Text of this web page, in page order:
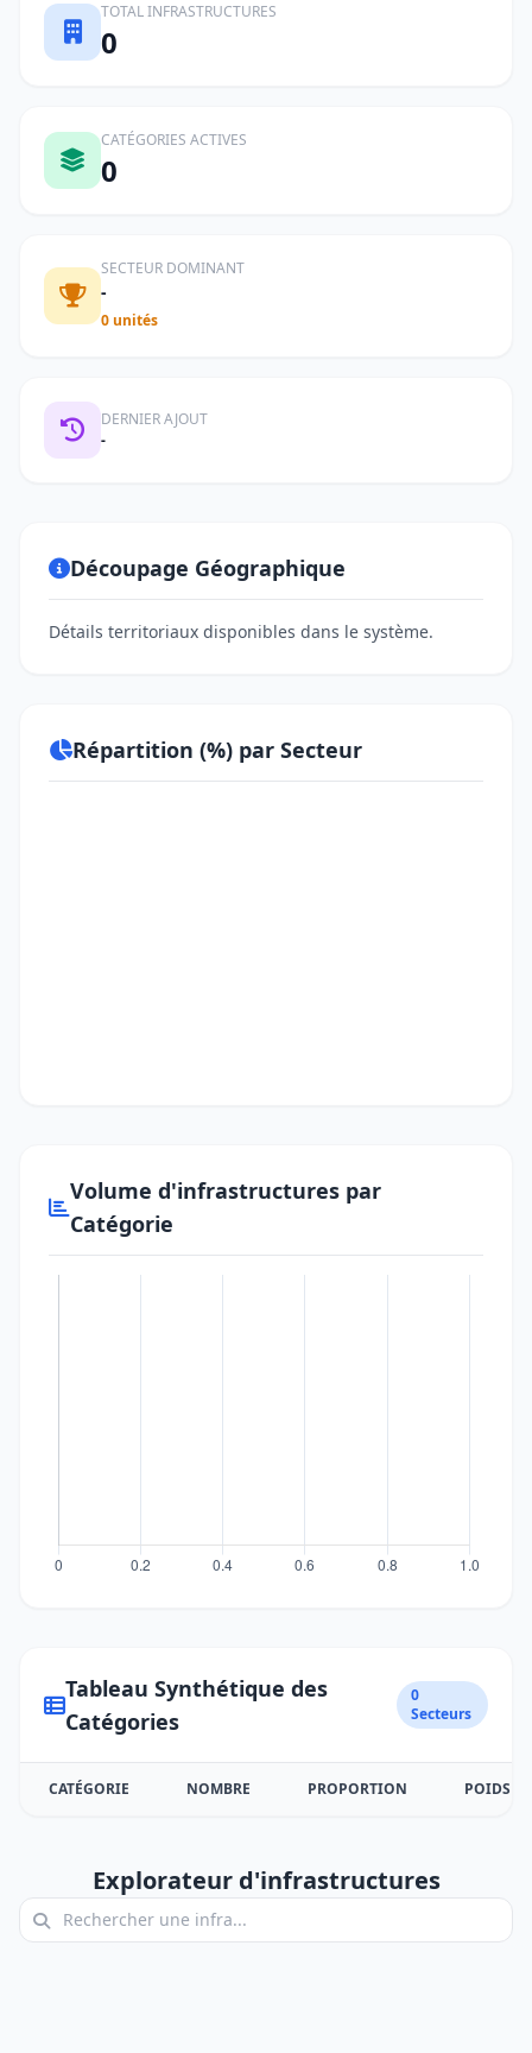
TOTAL INFRASTRUCTURES
0
CATÉGORIES ACTIVES
0
SECTEUR DOMINANT
-
0 unités
DERNIER AJOUT
-
Découpage Géographique
Détails territoriaux disponibles dans le système.
Répartition (%) par Secteur
Volume d'infrastructures par
Catégorie
Tableau Synthétique des
Catégories
0
Secteurs
CATÉGORIE NOMBRE PROPORTION POIDS
Explorateur d'infrastructures